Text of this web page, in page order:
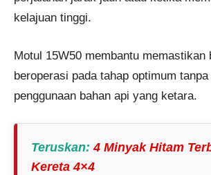
kelajuan tinggi.
Motul 15W50 membantu memastikan
beroperasi pada tahap optimum
penggunaan bahan api yang ketara.
Teruskan:4 Minyak Hitam
Kereta 4×4